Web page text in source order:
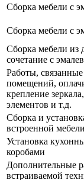
Сборка мебели с
Сборка мебели с
Сборка мебели из
сочетание с
Работы,
помещений,
крепление
элементов и т.д.
Сборка и
встроенной
Установка
коробами
Дополнительные
встраиваемой